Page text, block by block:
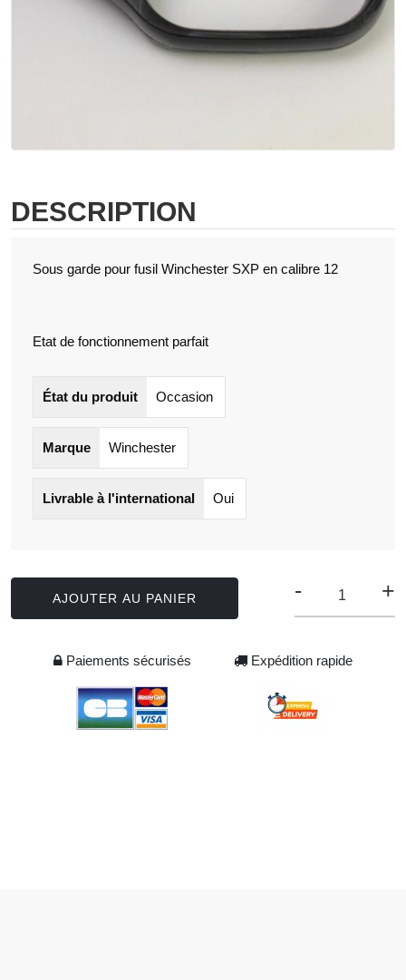
DESCRIPTION
Sous garde pour fusil Winchester SXP en calibre 12
Etat de fonctionnement parfait
État du produit Occasion
Marque Winchester
Livrable à l'international Oui
AJOUTER AU PANIER - +
Paiements sécurisés Expédition rapide